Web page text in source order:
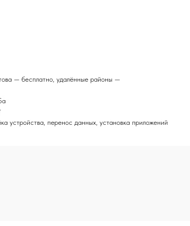
— бесплатно, удалённые районы —
устройства, перенос данных, установка приложений